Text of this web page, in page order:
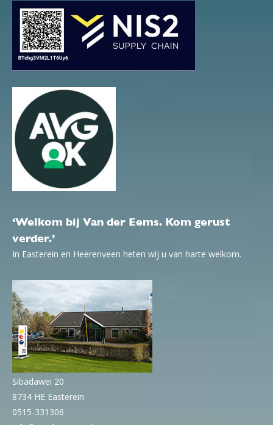
‘Welkom bij Van der Eems. Kom gerust
verder.’
In Easterein en Heerenveen heten wij u van harte welkom.
Sibadawei 20
8734 HE Easterein
0515-331306